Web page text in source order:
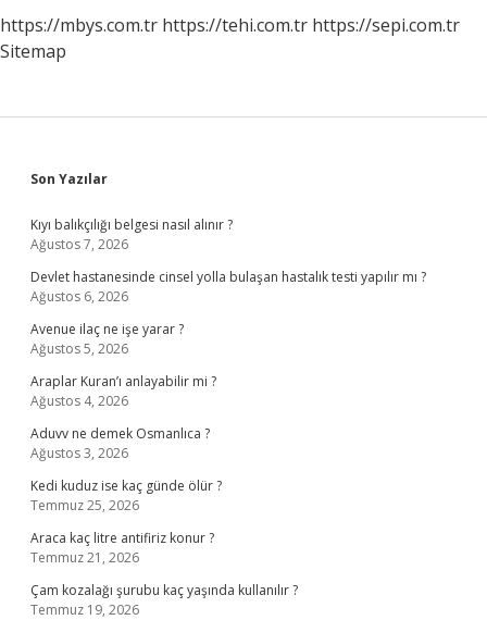
https://mbys.com.tr https://tehi.com.tr https://sepi.com.tr
Sitemap
Sidebar
Son Yazılar
Kıyı balıkçılığı belgesi nasıl alınır ?
Ağustos 7, 2026
Devlet hastanesinde cinsel yolla bulaşan hastalık testi yapılır mı ?
Ağustos 6, 2026
Avenue ilaç ne işe yarar ?
Ağustos 5, 2026
Araplar Kuran’ı anlayabilir mi ?
Ağustos 4, 2026
Aduvv ne demek Osmanlıca ?
Ağustos 3, 2026
Kedi kuduz ise kaç günde ölür ?
Temmuz 25, 2026
Araca kaç litre antifiriz konur ?
Temmuz 21, 2026
Çam kozalağı şurubu kaç yaşında kullanılır ?
Temmuz 19, 2026